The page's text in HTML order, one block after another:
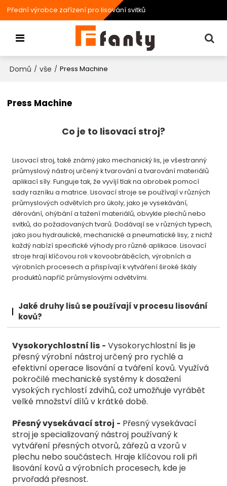
Přední výrobce zařízení pro lisování svitků
Domů / vše / Press Machine
Press Machine
Co je to lisovací stroj?
Lisovací stroj, také známý jako mechanický lis, je všestranný
průmyslový nástroj určený k tvarování a tvarování materiálů
aplikací síly. Funguje tak, že vyvíjí tlak na obrobek pomocí
sady razníku a matrice. Lisovací stroje se používají v různých
průmyslových odvětvích pro úkoly, jako je vysekávání,
děrování, ohýbání a tažení materiálů, obvykle plechů nebo
svitků, do požadovaných tvarů. Dodávají se v různých typech,
jako jsou hydraulické, mechanické a pneumatické lisy, z nichž
každý nabízí specifické výhody pro různé aplikace. Lisovací
stroje hrají klíčovou roli v kovoobráběcích, výrobních a
výrobních procesech a přispívají k vytváření široké škály
produktů napříč průmyslovými odvětvími.
Jaké druhy lisů se používají v procesu lisování
kovů?
Vysokorychlostní lis - Vysokorychlostní lis je
přesný výrobní nástroj určený pro rychlé a
efektivní operace lisování a tváření kovů. Využívá
pokročilé mechanické systémy k dosažení
vysokých rychlostí zdvihů, což umožňuje vyrábět
velké množství dílů v krátké době.
Přesný vysekávací stroj - Přesný vysekávací
stroj je specializovaný nástroj používaný k
vytváření přesných otvorů, zářezů a vzorů v
plechu nebo součástech. Hraje klíčovou roli při
lisování kovů a výrobních procesech, kde je
prvořadá přesnost.